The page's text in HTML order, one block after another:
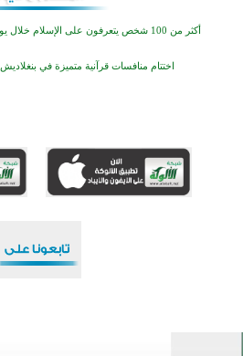
أكثر من 100 شخص يتعرفون على الإسلام خلال يوم المسجد المفتوح في ميلفيل
اختتام منافسات قرآنية متميزة في بنغلاديش بمشاركة
منطقة ريبوفسي تحتفل بميلاد مسجد جديد
القرآن والتربية في صدارة البرامج الصيفية للمسلمين